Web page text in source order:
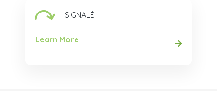
SIGNALÉ
Learn More